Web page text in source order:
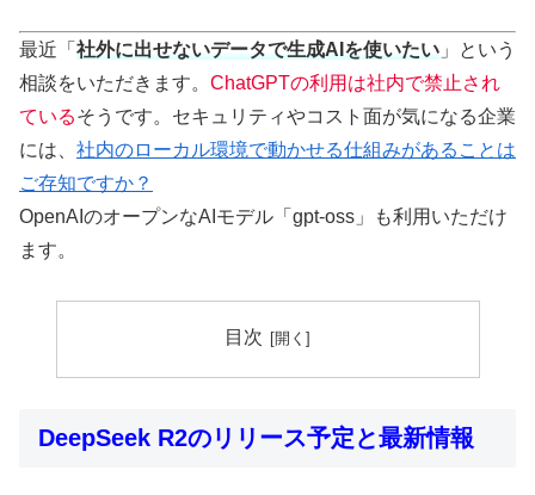
最近「 社外に出せないデータで生成AIを使いたい 」という
相談をいただきます。 ChatGPTの利用は社内で禁止され
ているそうです。セキュリティやコスト面が気になる企業
には、 社内のローカル環境で動かせる仕組みがあることは
ご存知ですか？
OpenAIのオープンなAIモデル「gpt-oss」も利用いただけ
ます。
目次
DeepSeek R2のリリース予定と最新情報